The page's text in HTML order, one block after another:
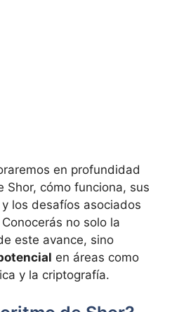
en profundidad
Shor, cómo funciona, sus
los desafíos asociados
no solo la
este avance, sino
en áreas como
y la criptografía.